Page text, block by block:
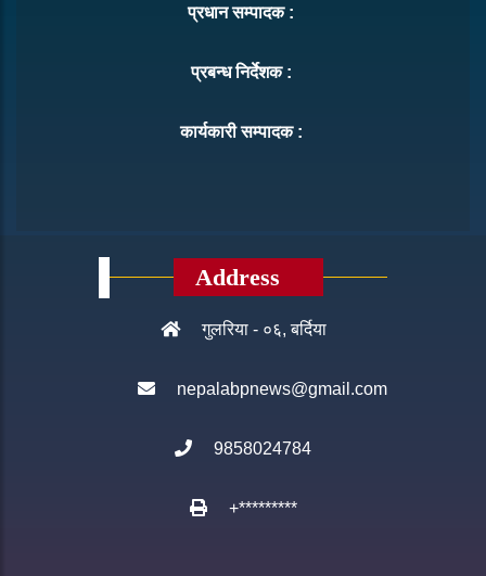
प्रधान सम्पादक :
प्रबन्ध निर्देशक :
कार्यकारी सम्पादक :
Address
गुलरिया - ०६, बर्दिया
nepalabpnews@gmail.com
9858024784
+*********